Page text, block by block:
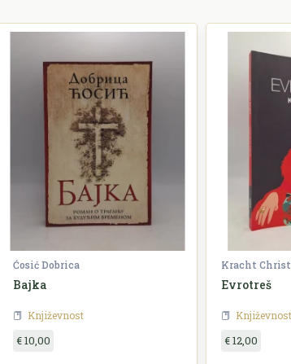
Ćosić Dobrica
Bajka
Književnost
€ 10,00
Kracht
Evrotreš
Književnost
€ 12,00